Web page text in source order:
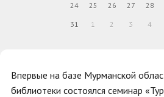
Впервые на базе Мурманской
библиотеки состоялся семинар
24 25 26 27 28
31 1 2 3 4